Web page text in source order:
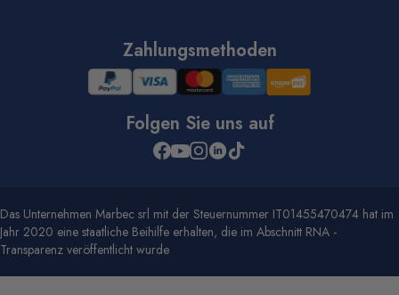
Zahlungsmethoden
Folgen Sie uns auf
Das Unternehmen Marbec srl mit der Steuernummer IT01455470474 hat im
Jahr 2020 eine staatliche Beihilfe erhalten, die im Abschnitt RNA -
Transparenz veröffentlicht wurde